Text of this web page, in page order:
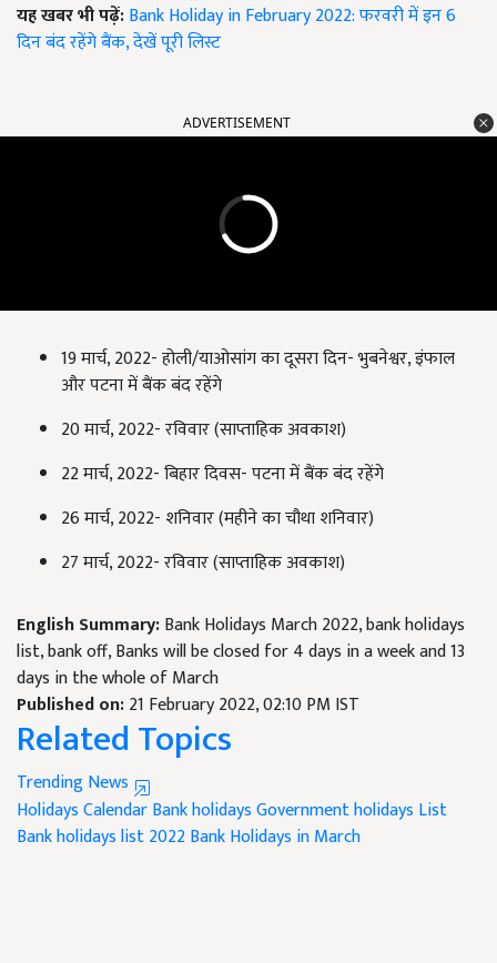
यह खबर भी पढ़ें:Bank Holiday in February 2022: फरवरी में इन 6
दिन बंद रहेंगे बैंक, देखें पूरी लिस्ट
ADVERTISEMENT
19 मार्च, 2022- होली/याओसांग का दूसरा दिन- भुबनेश्वर, इंफाल
और पटना में बैंक बंद रहेंगे
20 मार्च, 2022- रविवार (साप्ताहिक अवकाश)
22 मार्च, 2022- बिहार दिवस- पटना में बैंक बंद रहेंगे
26 मार्च, 2022- शनिवार (महीने का चौथा शनिवार)
27 मार्च, 2022- रविवार (साप्ताहिक अवकाश)
English Summary:Bank Holidays March 2022, bank holidays
list, bank off, Banks will be closed for 4 days in a week and 13
days in the whole of March
Published on:21 February 2022, 02:10 PM IST
Related Topics
Trending News
Holidays CalendarBank holidaysGovernment holidays List
Bank holidays list 2022Bank Holidays in March